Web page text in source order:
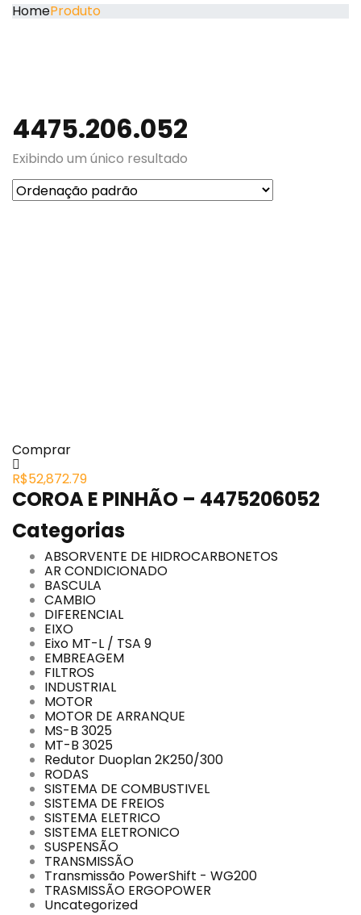
HomeProduto
4475.206.052
Exibindo um único resultado
Comprar
R$52,872.79
COROA E PINHÃO – 4475206052
Categorias
ABSORVENTE DE HIDROCARBONETOS
AR CONDICIONADO
BASCULA
CAMBIO
DIFERENCIAL
EIXO
Eixo MT-L / TSA 9
EMBREAGEM
FILTROS
INDUSTRIAL
MOTOR
MOTOR DE ARRANQUE
MS-B 3025
MT-B 3025
Redutor Duoplan 2K250/300
RODAS
SISTEMA DE COMBUSTIVEL
SISTEMA DE FREIOS
SISTEMA ELETRICO
SISTEMA ELETRONICO
SUSPENSÃO
TRANSMISSÃO
Transmissão PowerShift - WG200
TRASMISSÃO ERGOPOWER
Uncategorized